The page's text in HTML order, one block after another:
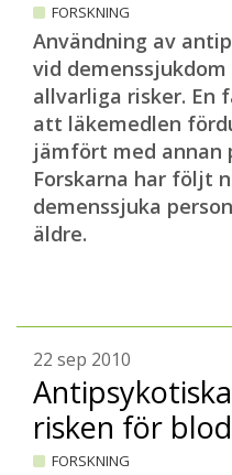
FORSKNING
Användning av
vid
allvarliga risker. En
att läkemedlen
jämfört med annan
Forskarna har följt
demenssjuka
äldre.
22 sep 2010
risken för
FORSKNING